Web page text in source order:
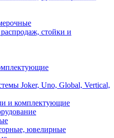
стойки и
Joker, Uno, Global, Vertical,
и комплектующие
ювелирные